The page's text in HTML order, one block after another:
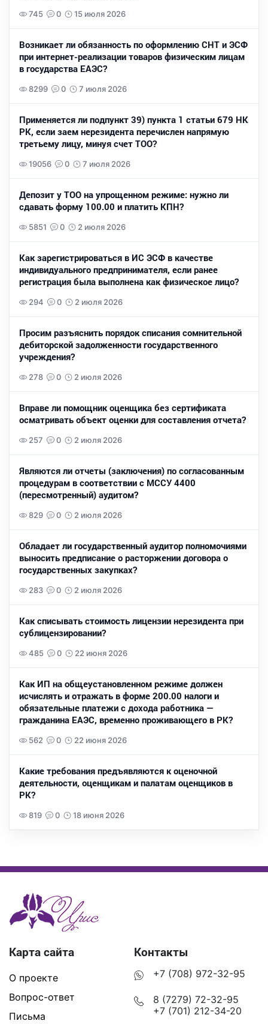
745 0 15 июля 2026
Возникает ли обязанность по оформлению СНТ и ЭСФ
при интернет-реализации товаров физическим лицам
в государства ЕАЭС?
8299 0 7 июля 2026
Применяется ли подпункт 39) пункта 1 статьи 679 НК
РК, если заем нерезидента перечислен напрямую
третьему лицу, минуя счет ТОО?
19056 0 7 июля 2026
Депозит у ТОО на упрощенном режиме: нужно ли
сдавать форму 100.00 и платить КПН?
5851 0 2 июля 2026
Как зарегистрироваться в ИС ЭСФ в качестве
индивидуального предпринимателя, если ранее
регистрация была выполнена как физическое лицо?
294 0 2 июля 2026
Просим разъяснить порядок списания сомнительной
дебиторской задолженности государственного
учреждения?
278 0 2 июля 2026
Вправе ли помощник оценщика без сертификата
осматривать объект оценки для составления отчета?
257 0 2 июля 2026
Являются ли отчеты (заключения) по согласованным
процедурам в соответствии с МССУ 4400
(пересмотренный) аудитом?
829 0 2 июля 2026
Обладает ли государственный аудитор полномочиями
выносить предписание о расторжении договора о
государственных закупках?
283 0 2 июля 2026
Как списывать стоимость лицензии нерезидента при
сублицензировании?
485 0 22 июня 2026
Как ИП на общеустановленном режиме должен
исчислять и отражать в форме 200.00 налоги и
обязательные платежи с дохода работника —
гражданина ЕАЭС, временно проживающего в РК?
562 0 22 июня 2026
Какие требования предъявляются к оценочной
деятельности, оценщикам и палатам оценщиков в
РК?
819 0 18 июня 2026
Карта сайта
О проекте
Вопрос-ответ
Письма
Контакты
+7 (708) 972-32-95
8 (7279) 72-32-95
+7 (701) 212-34-20